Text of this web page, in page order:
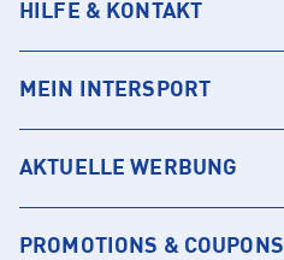
HILFE & KONTAKT
MEIN INTERSPORT
AKTUELLE WERBUNG
PROMOTIONS & COUPONS